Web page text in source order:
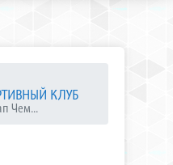
КЛУБ
Чем...